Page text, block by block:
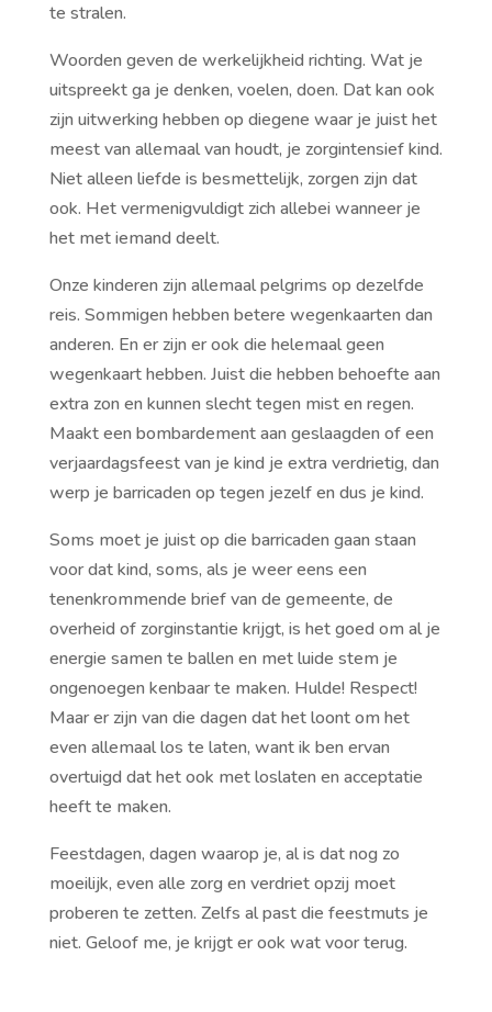
te stralen.
Woorden geven de werkelijkheid richting. Wat je
uitspreekt ga je denken, voelen, doen. Dat kan ook
zijn uitwerking hebben op diegene waar je juist het
meest van allemaal van houdt, je zorgintensief kind.
Niet alleen liefde is besmettelijk, zorgen zijn dat
ook. Het vermenigvuldigt zich allebei wanneer je
het met iemand deelt.
Onze kinderen zijn allemaal pelgrims op dezelfde
reis. Sommigen hebben betere wegenkaarten dan
anderen. En er zijn er ook die helemaal geen
wegenkaart hebben. Juist die hebben behoefte aan
extra zon en kunnen slecht tegen mist en regen.
Maakt een bombardement aan geslaagden of een
verjaardagsfeest van je kind je extra verdrietig, dan
werp je barricaden op tegen jezelf en dus je kind.
Soms moet je juist op die barricaden gaan staan
voor dat kind, soms, als je weer eens een
tenenkrommende brief van de gemeente, de
overheid of zorginstantie krijgt, is het goed om al je
energie samen te ballen en met luide stem je
ongenoegen kenbaar te maken. Hulde! Respect!
Maar er zijn van die dagen dat het loont om het
even allemaal los te laten, want ik ben ervan
overtuigd dat het ook met loslaten en acceptatie
heeft te maken.
Feestdagen, dagen waarop je, al is dat nog zo
moeilijk, even alle zorg en verdriet opzij moet
proberen te zetten. Zelfs al past die feestmuts je
niet. Geloof me, je krijgt er ook wat voor terug.